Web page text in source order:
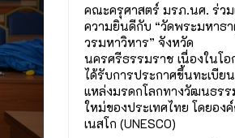
คณะครุศาสตร์ มรภ.นศ. ร่ว
ความยินดีกับ “วัดพระมหาธ
วรมหาวิหาร” จังหวัด
นครศรีธรรมราช เนื่องในโอ
ได้รับการประกาศขึ้นทะเบีย
แหล่งมรดกโลกทางวัฒนธรร
ใหม่ของประเทศไทย โดยอง
เนสโก (UNESCO)